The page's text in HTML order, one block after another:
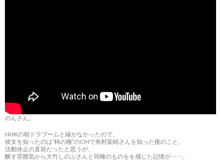
のんさん。
NHKの朝ドラブームと縁がなかったので、
彼女を知ったのは“柿の種”のCMで有村架純さんを知った後のこと。
活動休止の直前だったと思うが、
醸す雰囲気から大竹しのぶさんと同種のものをを感じた記憶が‥‥。